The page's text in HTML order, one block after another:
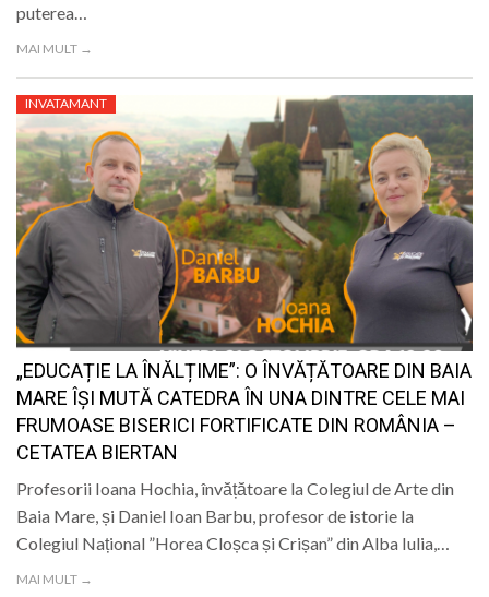
puterea…
MAI MULT →
INVATAMANT
„EDUCAȚIE LA ÎNĂLȚIME”: O ÎNVĂȚĂTOARE DIN BAIA
MARE ÎȘI MUTĂ CATEDRA ÎN UNA DINTRE CELE MAI
FRUMOASE BISERICI FORTIFICATE DIN ROMÂNIA –
CETATEA BIERTAN
Profesorii Ioana Hochia, învățătoare la Colegiul de Arte din
Baia Mare, și Daniel Ioan Barbu, profesor de istorie la
Colegiul Național ”Horea Cloșca și Crișan” din Alba Iulia,…
MAI MULT →